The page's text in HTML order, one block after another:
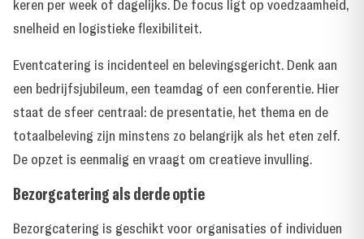
keren per week of dagelijks. De focus ligt op voedzaamheid,
snelheid en logistieke flexibiliteit.
Eventcatering is incidenteel en belevingsgericht. Denk aan
een bedrijfsjubileum, een teamdag of een conferentie. Hier
staat de sfeer centraal: de presentatie, het thema en de
totaalbeleving zijn minstens zo belangrijk als het eten zelf.
De opzet is eenmalig en vraagt om creatieve invulling.
Bezorgcatering als derde optie
Bezorgcatering is geschikt voor organisaties of individuen